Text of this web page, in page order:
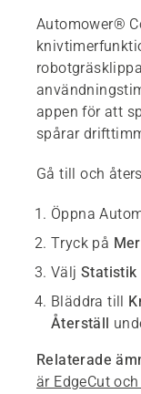
Automower®
appen för att
spårar
Gå till och
Öppna
Tryck på Mer
Välj Statistik
Bläddra till
Återställ
Relaterade
är EdgeCut